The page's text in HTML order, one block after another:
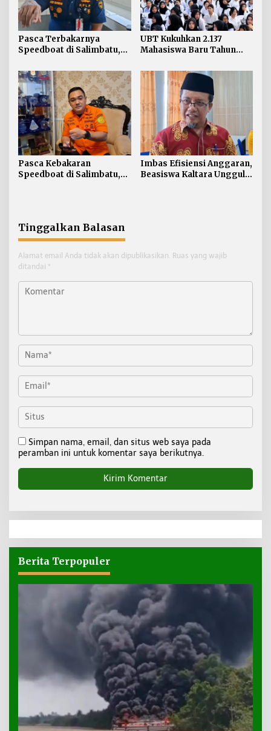
Pasca Terbakarnya
Speedboat di Salimbatu,
Pengawasan dan Edukasi
Awak Kapal
UBT Kukuhkan 2.137
Mahasiswa Baru Tahun
Pasca Kebakaran
Speedboat di Salimbatu,
Imbas Efisiensi Anggaran,
Beasiswa Kaltara Unggul
Tinggalkan Balasan
Alamat email Anda tidak akan dipublikasikan. Ruas yang wajib
ditandai *
Simpan nama, email, dan situs web saya pada
peramban ini untuk komentar saya berikutnya.
Berita Terpopuler